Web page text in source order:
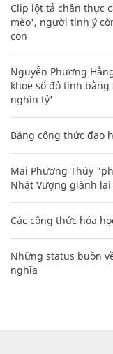
Clip lột tả chân thực
mèo', người tinh ý
con
Nguyễn Phương
khoe sổ đỏ tính
nghìn tỷ'
Bảng công thức đạo
Mai Phương Thúy
Nhật Vượng giành
Các công thức hóa
Những status buồn
nghĩa